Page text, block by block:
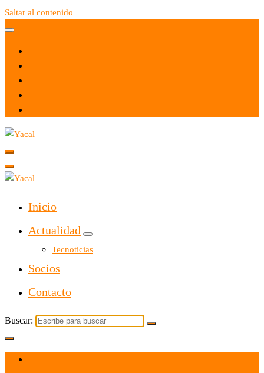
Saltar al contenido
Yacal micro hosting
Inicio
Actualidad
Tecnoticias
Socios
Contacto
Buscar: